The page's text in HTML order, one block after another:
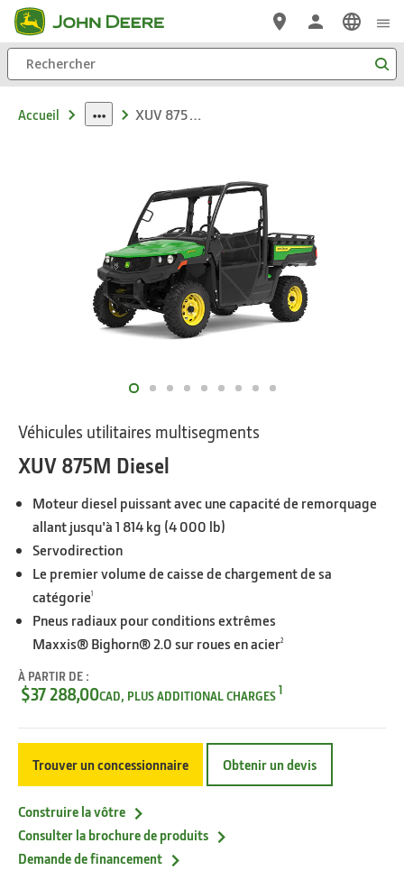
Passer au contenu principal
Rechercher
Accueil
dropdown
XUV 875M Diesel Véhicules utilitaires multisegments
Véhicules utilitaires multisegments
XUV 875M Diesel
Moteur diesel puissant avec une capacité de remorquage
allant jusqu'à 1 814 kg (4 000 lb)
Servodirection
Le premier volume de caisse de chargement de sa
catégorie1
Pneus radiaux pour conditions extrêmes
Maxxis® Bighorn® 2.0 sur roues en acier2
À PARTIR DE :
$37 288,00CAD, PLUS ADDITIONAL CHARGES1
Trouver un concessionnaire Obtenir un devis
Construire la vôtre
Consulter la brochure de produits
Demande de financement